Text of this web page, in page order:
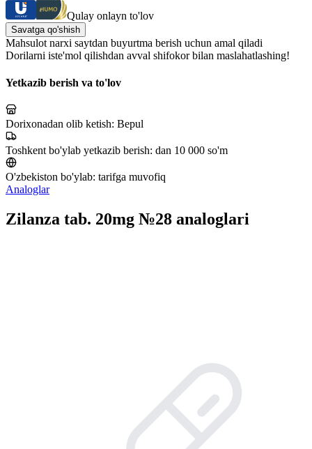
Qulay onlayn to'lov
Savatga qo'shish
Mahsulot narxi saytdan buyurtma berish uchun amal qiladi
Dorilarni iste'mol qilishdan avval shifokor bilan maslahatlashing!
Yetkazib berish va to'lov
Dorixonadan olib ketish: Bepul
Toshkent bo'ylab yetkazib berish: dan 10 000 so'm
O'zbekiston bo'ylab: tarifga muvofiq
Analoglar
Zilanza tab. 20mg №28 analoglari